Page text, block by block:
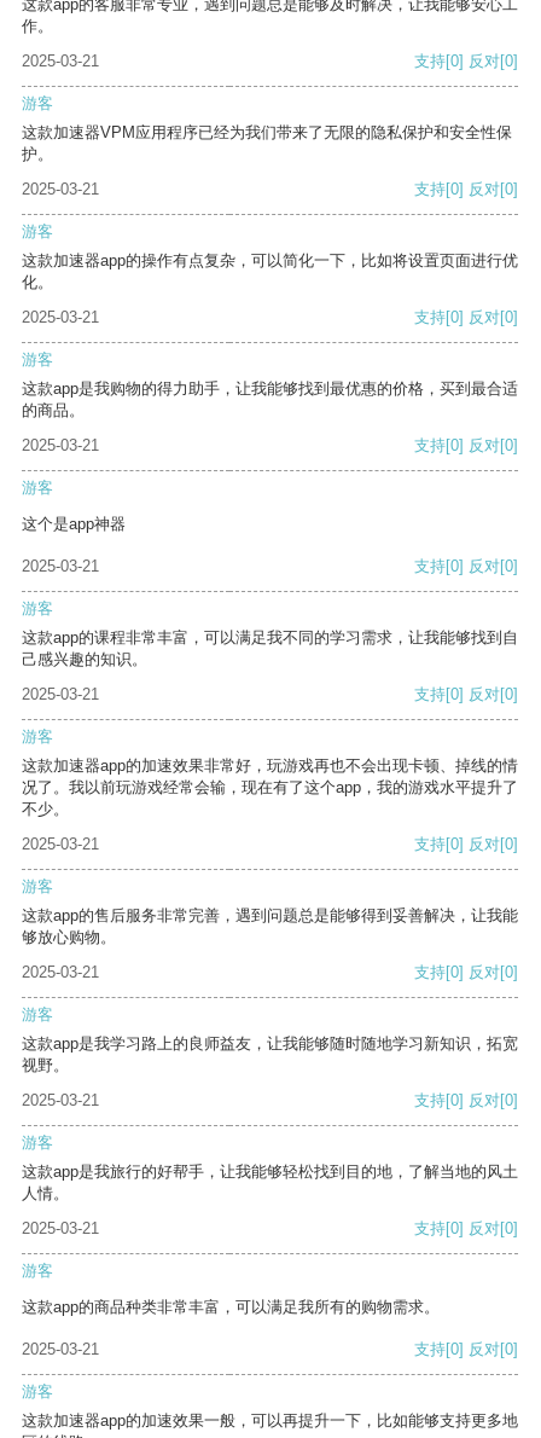
这款app的客服非常专业，遇到问题总是能够及时解决，让我能够安心工
作。
2025-03-21
支持[0] 反对[0]
游客
这款加速器VPM应用程序已经为我们带来了无限的隐私保护和安全性保
护。
2025-03-21
支持[0] 反对[0]
游客
这款加速器app的操作有点复杂，可以简化一下，比如将设置页面进行优
化。
2025-03-21
支持[0] 反对[0]
游客
这款app是我购物的得力助手，让我能够找到最优惠的价格，买到最合适
的商品。
2025-03-21
支持[0] 反对[0]
游客
这个是app神器
2025-03-21 支持[0] 反对[0]
游客
这款app的课程非常丰富，可以满足我不同的学习需求，让我能够找到自
己感兴趣的知识。
2025-03-21
支持[0] 反对[0]
游客
这款加速器app的加速效果非常好，玩游戏再也不会出现卡顿、掉线的情
况了。我以前玩游戏经常会输，现在有了这个app，我的游戏水平提升了
不少。
2025-03-21
支持[0] 反对[0]
游客
这款app的售后服务非常完善，遇到问题总是能够得到妥善解决，让我能
够放心购物。
2025-03-21
支持[0] 反对[0]
游客
这款app是我学习路上的良师益友，让我能够随时随地学习新知识，拓宽
视野。
2025-03-21
支持[0] 反对[0]
游客
这款app是我旅行的好帮手，让我能够轻松找到目的地，了解当地的风土
人情。
2025-03-21
支持[0] 反对[0]
游客
这款app的商品种类非常丰富，可以满足我所有的购物需求。
2025-03-21 支持[0] 反对[0]
游客
这款加速器app的加速效果一般，可以再提升一下，比如能够支持更多地